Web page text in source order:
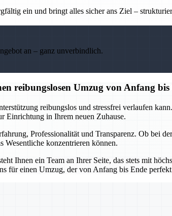
ein und bringt alles sicher ans Ziel –
an – ganz unverbindlich.
reibungslosen Umzug von Anfang bis
reibungslos und stressfrei verlaufen
Einrichtung in Ihrem neuen Zuhause.
Professionalität und Transparenz. Ob bei
Wesentliche konzentrieren können.
Ihnen ein Team an Ihrer Seite, das stets mit
für einen Umzug, der von Anfang bis Ende